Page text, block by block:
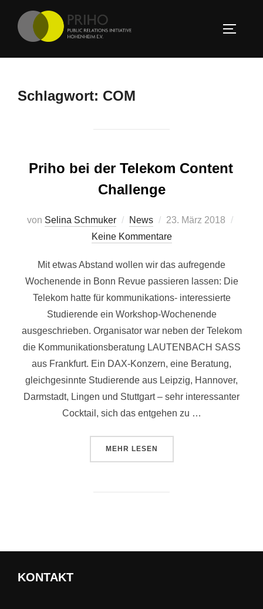
Inhalt
springen
Schlagwort: COM
Priho bei der Telekom Content
Challenge
von Selina Schmuker News
Veröffentlicht
am
23. März 2018
Keine Kommentare
Mit etwas Abstand wollen wir das aufregende
Wochenende in Bonn Revue passieren lassen: Die
Telekom hatte für kommunikations- interessierte
Studierende ein Workshop-Wochenende
ausgeschrieben. Organisator war neben der Telekom
die Kommunikationsberatung LAUTENBACH SASS
aus Frankfurt. Ein DAX-Konzern, eine Beratung,
gleichgesinnte Studierende aus Leipzig, Hannover,
Darmstadt, Lingen und Stuttgart – sehr interessanter
Cocktail, sich das entgehen zu …
MEHR ÜBER „PRIHO BEI DER
LESEN
KONTAKT